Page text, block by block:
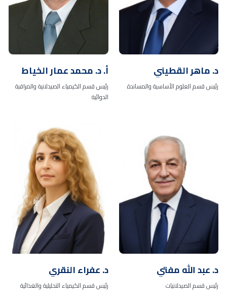
د. ماهر القطيني
رئيس قسم العلوم الأساسية والمساندة
أ. د. محمد عمار الخياط
رئيس قسم الكيمياء الصيدلانية والمراقبة
الدوائية
د. عبد الله مفتي
رئيس قسم الصيدلانيات
د. عفراء النقري
رئيس قسم الكيمياء التحليلية والغذائية